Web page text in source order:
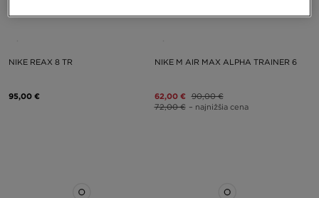
NIKE REAX 8 TR
95,00 €
NIKE M AIR MAX ALPHA TRAINER 6
62,00 € 90,00 €
72,00 € – najnižšia cena